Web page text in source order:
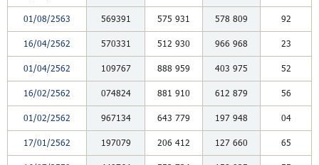
01/08/2563 569391 575 931 578 809 92
16/04/2562 570331 512 930 966 968 23
01/04/2562 109767 888 959 403 975 52
16/02/2562 074824 881 910 612 879 56
01/02/2562 967134 643 779 197 948 04
17/01/2562 197079 206 412 127 660 65